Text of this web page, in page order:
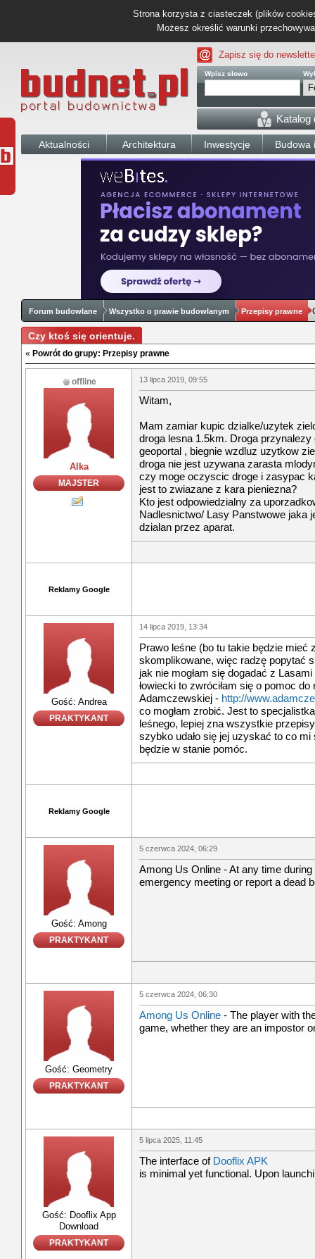
Strona korzysta z ciasteczek (plików
Możesz określić warunki
Zapisz się do
Wpisz słowo
Katalog
Aktualności Architektura Inwestycje Budowa
Forum budowlane Wszystko o prawie budowlanym Przepisy prawne
Czy ktoś się orientuje.
« Powrót do grupy: Przepisy prawne
offline
Alka
MAJSTER
13 lipca 2019, 09:55
Witam,
Mam zamiar kupic dzialke/uzytek
droga lesna 1.5km. Droga
geoportal , biegnie wzdluz uzytkow
droga nie jest uzywana zarasta
czy moge oczyscic droge i zasypac
jest to zwiazane z kara pieniezna?
Kto jest odpowiedzialny za
Nadlesnictwo/ Lasy Panstwowe jaka
dzialan przez aparat.
Reklamy Google
Gość: Andrea
PRAKTYKANT
14 lipca 2019, 13:34
Prawo leśne (bo tu takie będzie mieć
skomplikowane, więc radzę popytać
jak nie mogłam się dogadać z
łowiecki to zwróciłam się o pomoc
Adamczewskiej - http://
co mogłam zrobić. Jest to
leśnego, lepiej zna wszystkie
szybko udało się jej uzyskać to co mi
będzie w stanie pomóc.
Reklamy Google
Gość: Among
PRAKTYKANT
5 czerwca 2024, 06:29
Among Us Online - At any time
emergency meeting or report a dead
Gość: Geometry
PRAKTYKANT
5 czerwca 2024, 06:30
Among Us Online - The player with
game, whether they are an impostor
Gość: Dooflix App
Download
PRAKTYKANT
5 lipca 2025, 11:45
The interface of Dooflix APK
is minimal yet functional. Upon